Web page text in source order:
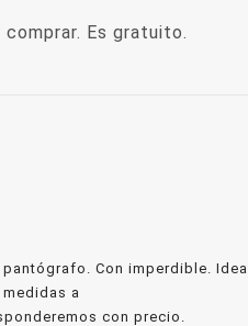
comprar. Es gratuito.
Con imperdible. Ideal
a
con precio.